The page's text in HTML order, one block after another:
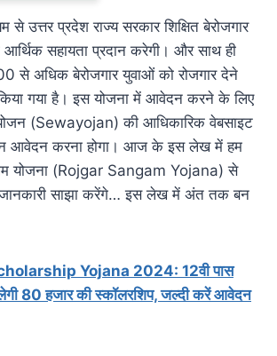
से उत्तर प्रदेश राज्य सरकार शिक्षित बेरोजगार
सहायता प्रदान करेगी। और साथ ही
से अधिक बेरोजगार युवाओं को रोजगार देने
किया गया है। इस योजना में आवेदन करने के लिए
(Sewayojan) की आधिकारिक वेबसाइट
आवेदन करना होगा। आज के इस लेख में हम
योजना (Rojgar Sangam Yojana) से
साझा करेंगे… इस लेख में अंत तक बन
Yojana 2024: 12वी पास
80 हजार की स्कॉलरशिप, जल्दी करें आवेदन